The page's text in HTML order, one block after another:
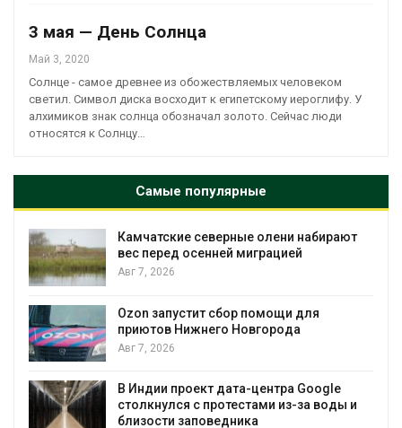
3 мая — День Солнца
Май 3, 2020
Солнце - самое древнее из обожествляемых человеком
светил. Символ диска восходит к египетскому иероглифу. У
алхимиков знак солнца обозначал золото. Сейчас люди
относятся к Солнцу…
Самые популярные
Камчатские северные олени набирают
вес перед осенней миграцией
Авг 7, 2026
Ozon запустит сбор помощи для
приютов Нижнего Новгорода
Авг 7, 2026
В Индии проект дата-центра Google
столкнулся с протестами из-за воды и
близости заповедника